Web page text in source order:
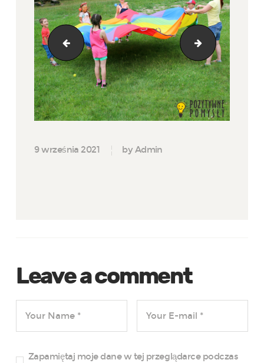
IMG_4767kadr
9 września 2021 by Admin
Leave a comment
Zapamiętaj moje dane w tej przeglądarce podczas